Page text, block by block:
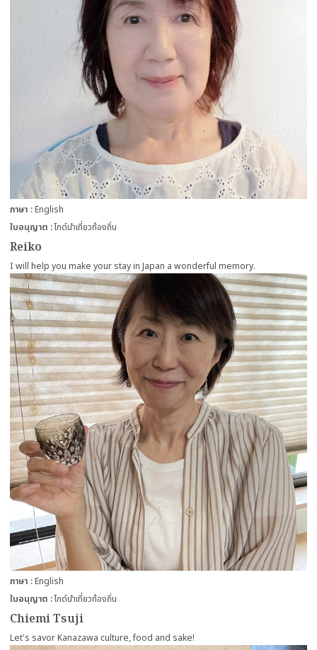
Reiko
ภาษา English
ใบอนุญาต ไกด์นำเที่ยวท้องถิ่น
I will help you make your stay in Japan a wonderful memory.
Chiemi Tsuji
ภาษา English
ใบอนุญาต ไกด์นำเที่ยวท้องถิ่น
Let's savor Kanazawa culture, food and sake!
more